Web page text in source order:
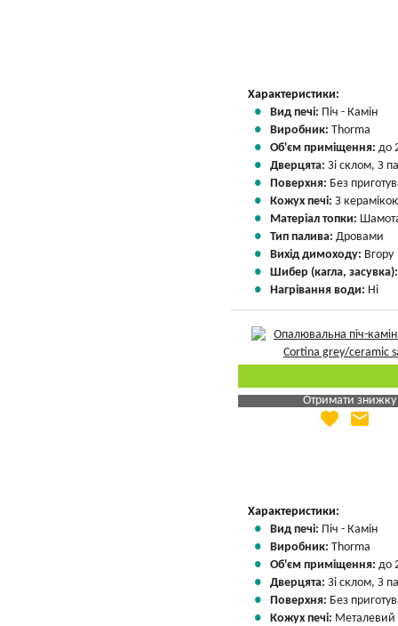
Характеристики:
Вид печі: Піч - Камін
Виробник: Thorma
Об'єм приміщення: до
Дверцята: Зі склом, З
Поверхня: Без
Кожух печі: З
Матеріал топки:
Тип палива: Дровами
Вихід димоходу: Вгору
Шибер (кагла,
Нагрівання води: Ні
Отримати знижку
Яка Ваша ціна
favorite email
Характеристики:
Вид печі: Піч - Камін
Виробник: Thorma
Об'єм приміщення: до
Дверцята: Зі склом, З
Поверхня: Без
Кожух печі: Металевий